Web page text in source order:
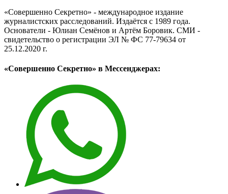
«Совершенно Секретно» - международное издание
журналистских расследований. Издаётся с 1989 года.
Основатели - Юлиан Семёнов и Артём Боровик. CМИ -
свидетельство о регистрации ЭЛ № ФС 77-79634 от
25.12.2020 г.
«Совершенно Секретно» в Мессенджерах: